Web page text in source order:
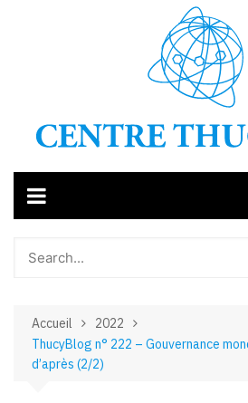
Accueil
2022
ThucyBlog n° 222 – Gouvernance
d’après (2/2)